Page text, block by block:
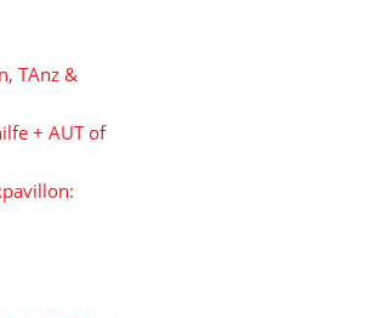
TAnz &
+ AUT of